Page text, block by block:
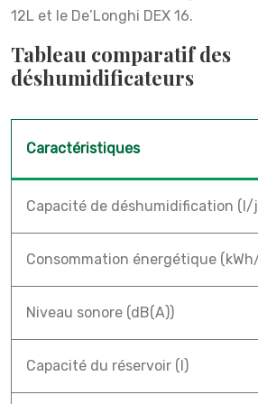
12L et le De’Longhi DEX 16.
Tableau comparatif des
déshumidificateurs
Caractéristiques
Capacité de déshumidification (l/
Consommation énergétique
Niveau sonore (dB(A))
Capacité du réservoir (l)